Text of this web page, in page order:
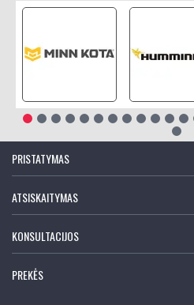
PRISTATYMAS
ATSISKAITYMAS
KONSULTACIJOS
PREKĖS